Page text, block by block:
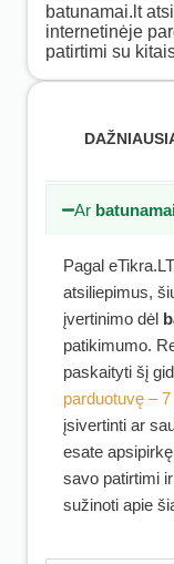
batunamai.lt
internetinėje
patirtimi su
Ar
Pagal
atsiliepimus,
įvertinimo dėl
patikimumo.
paskaityti šį
parduotuvę –
įsivertinti ar
esate apsipirkę
savo patirtimi
sužinoti apie